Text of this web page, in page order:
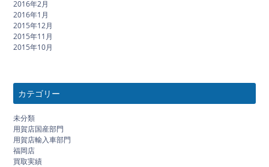
2016年2月
2016年1月
2015年12月
2015年11月
2015年10月
カテゴリー
未分類
用賀店国産部門
用賀店輸入車部門
福岡店
買取実績